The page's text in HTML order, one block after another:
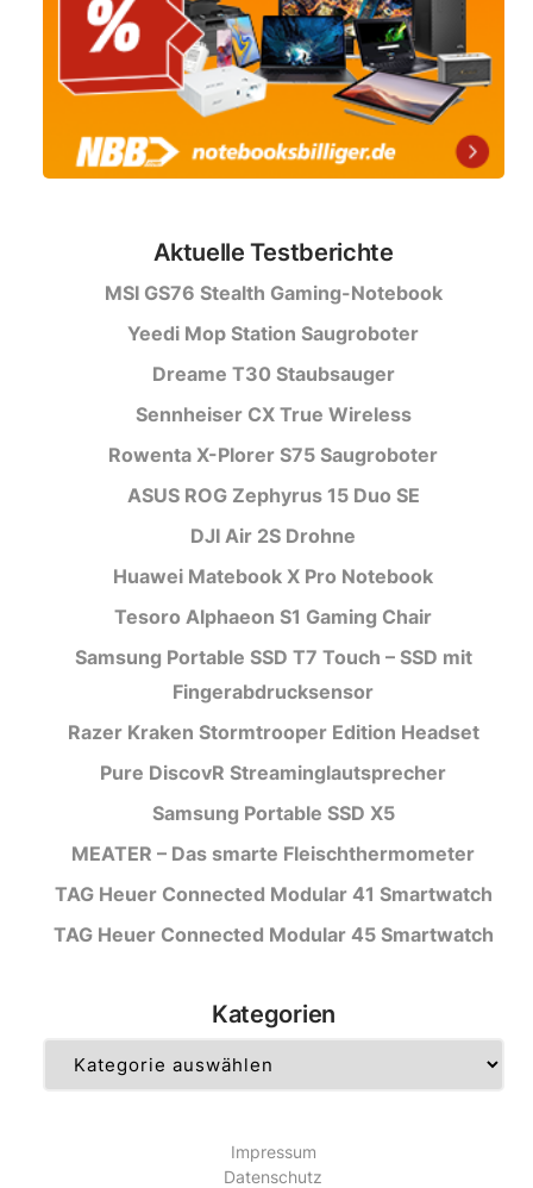
Aktuelle Testberichte
MSI GS76 Stealth Gaming-Notebook
Yeedi Mop Station Saugroboter
Dreame T30 Staubsauger
Sennheiser CX True Wireless
Rowenta X-Plorer S75 Saugroboter
ASUS ROG Zephyrus 15 Duo SE
DJI Air 2S Drohne
Huawei Matebook X Pro Notebook
Tesoro Alphaeon S1 Gaming Chair
Samsung Portable SSD T7 Touch – SSD mit
Fingerabdrucksensor
Razer Kraken Stormtrooper Edition Headset
Pure DiscovR Streaminglautsprecher
Samsung Portable SSD X5
MEATER – Das smarte Fleischthermometer
TAG Heuer Connected Modular 41 Smartwatch
TAG Heuer Connected Modular 45 Smartwatch
Kategorien
Impressum
Datenschutz